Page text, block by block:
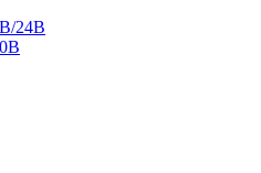
24В